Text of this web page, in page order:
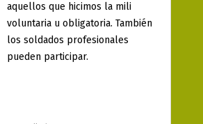
aquellos que hicimos la mili
voluntaria u obligatoria. También
los soldados profesionales
pueden participar.